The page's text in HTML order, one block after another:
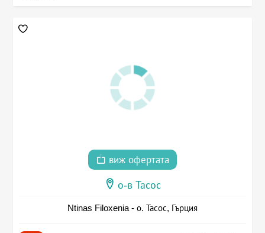
виж офертата
о-в Тасос
Ntinas Filoxenia - о. Тасос, Гърция